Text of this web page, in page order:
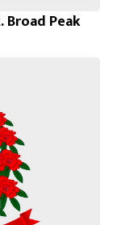
Broad Peak